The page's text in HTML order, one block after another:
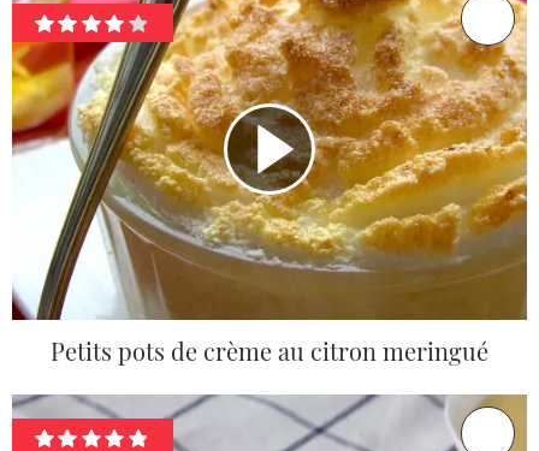
Petits pots de crème au citron meringué